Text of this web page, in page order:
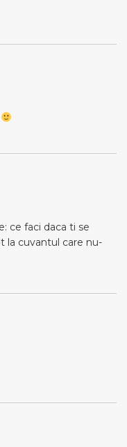
ce faci daca ti se
la cuvantul care nu-